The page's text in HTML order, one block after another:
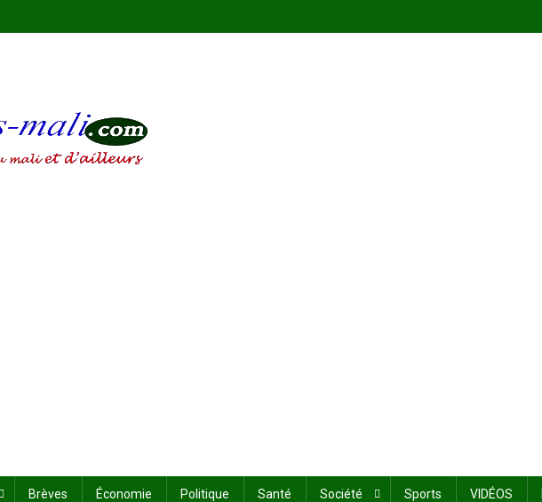
Brèves Économie Politique Santé Société Sports VIDÉOS